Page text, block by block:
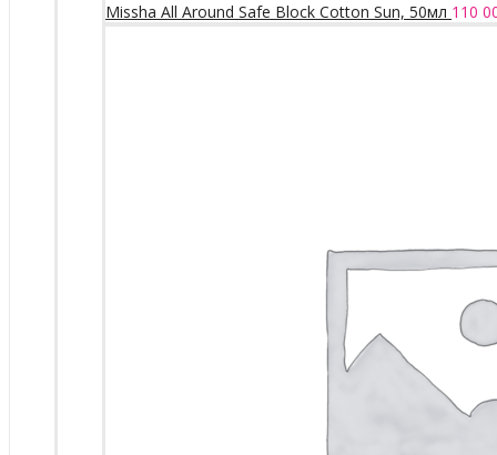
Missha All Around Safe Block Cotton Sun, 50мл 110